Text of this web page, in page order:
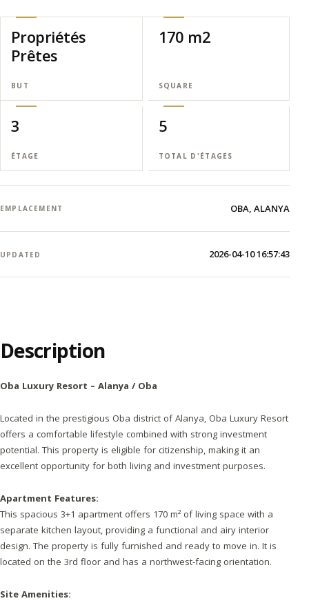
Propriétés
Prêtes
BUT
170 m2
SQUARE
3
ÉTAGE
5
TOTAL D'ÉTAGES
EMPLACEMENT OBA, ALANYA
UPDATED 2026-04-10 16:57:43
Description
Oba Luxury Resort – Alanya / Oba
Located in the prestigious Oba district of Alanya, Oba Luxury Resort
offers a comfortable lifestyle combined with strong investment
potential. This property is eligible for citizenship, making it an
excellent opportunity for both living and investment purposes.
Apartment Features:
This spacious 3+1 apartment offers 170 m² of living space with a
separate kitchen layout, providing a functional and airy interior
design. The property is fully furnished and ready to move in. It is
located on the 3rd floor and has a northwest-facing orientation.
Site Amenities: